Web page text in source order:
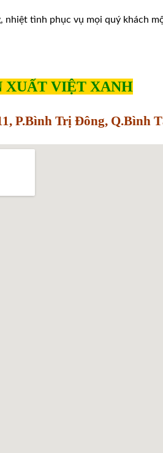
nhiệt tình phục vụ mọi quý khách
XUẤT VIỆT XANH
P.Bình Trị Đông, Q.Bình